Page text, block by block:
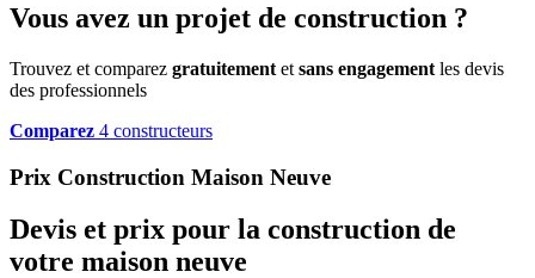
Vous avez un projet de construction ?
Trouvez et comparez gratuitement et sans engagement les devis
des professionnels
Comparez 4 constructeurs
Prix Construction Maison Neuve
Devis et prix pour la construction de
votre maison neuve